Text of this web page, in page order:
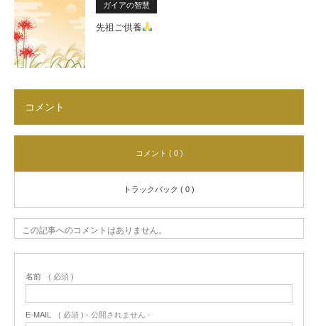
ガイアの智慧
先祖ご供養
コメント
コメント ( 0 )
トラックバック ( 0 )
この記事へのコメントはありません。
名前 ( 必須 )
E-MAIL ( 必須 ) - 公開されません -